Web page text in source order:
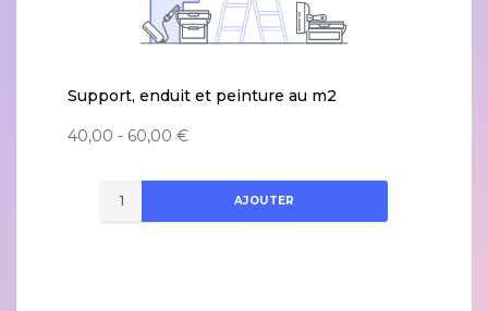
Support, enduit et peinture au m2
40,00 - 60,00 €
AJOUTER